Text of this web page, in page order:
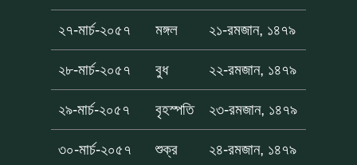
২৭-মার্চ-২০৫৭ মঙ্গল ২১-রমজান, ১৪৭৯
২৮-মার্চ-২০৫৭ বুধ ২২-রমজান, ১৪৭৯
২৯-মার্চ-২০৫৭ বৃহস্পতি ২৩-রমজান, ১৪৭৯
৩০-মার্চ-২০৫৭ শুক্র ২৪-রমজান, ১৪৭৯